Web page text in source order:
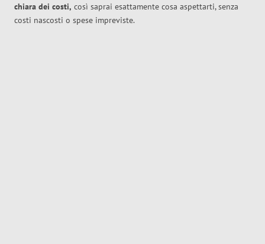
chiara dei costi, così saprai esattamente cosa aspettarti, senza
costi nascosti o spese impreviste.